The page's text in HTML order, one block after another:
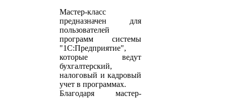
Мастер-класс
предназначен для
пользователей
программ системы
"1С:Предприятие",
которые ведут
бухгалтерский,
налоговый и кадровый
учет в программах.
Благодаря мастер-